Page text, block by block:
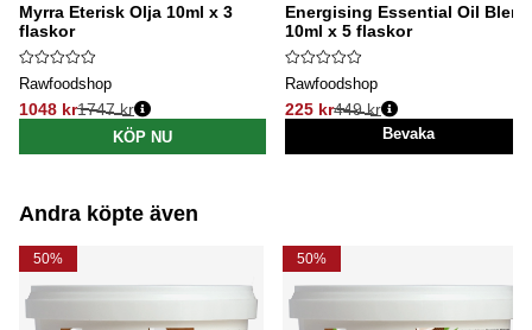
Myrra Eterisk Olja 10ml x 3
flaskor
Rawfoodshop
1048 kr
Ordinarie pris:
1747 kr
KÖP NU
Energising Essential Oil Blend
10ml x 5 flaskor
Rawfoodshop
225 kr
Ordinarie pris:
449 kr
Bevaka
Andra köpte även
50% 50%